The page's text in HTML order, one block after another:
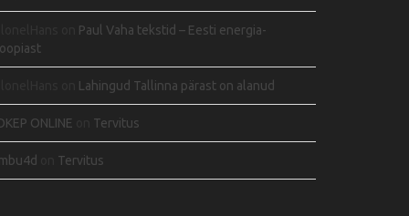
Paul Vaha tekstid – Eesti energia-
Lahingud Tallinna pärast on alanud
ONLINE Tervitus
Tervitus